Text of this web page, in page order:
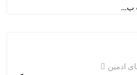
ب...
ادمین